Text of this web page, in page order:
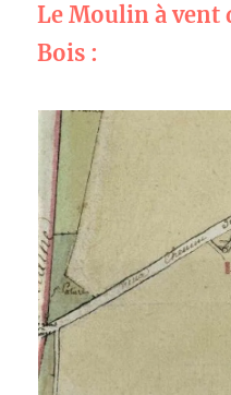
Le Moulin à vent
Bois :